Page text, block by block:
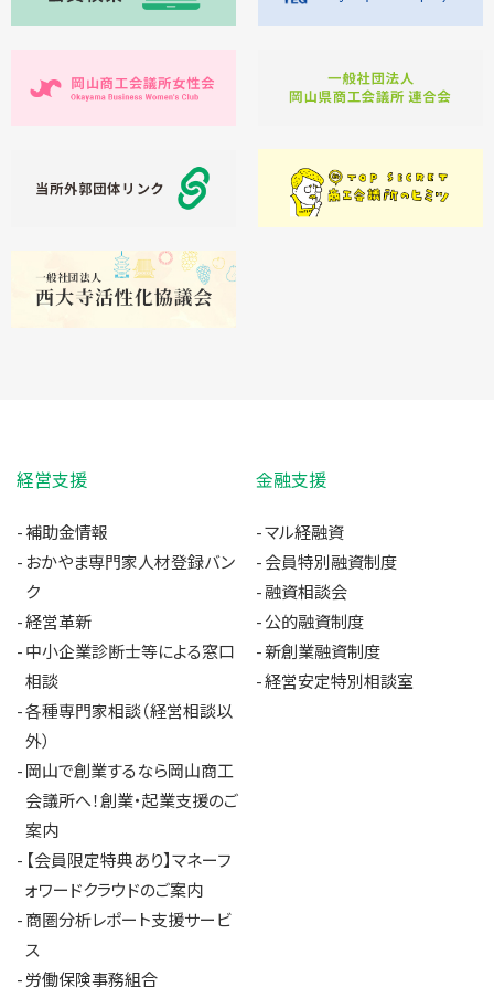
経営支援
補助金情報
おかやま専門家人材登録バン
ク
経営革新
中小企業診断士等による窓口
相談
各種専門家相談（経営相談以
外）
岡山で創業するなら岡山商工
会議所へ！創業・起業支援のご
案内
【会員限定特典あり】マネーフ
ォワードクラウドのご案内
商圏分析レポート支援サービ
ス
労働保険事務組合
金融支援
マル経融資
会員特別融資制度
融資相談会
公的融資制度
新創業融資制度
経営安定特別相談室